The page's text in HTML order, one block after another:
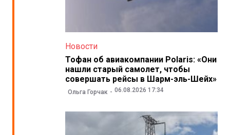
Новости
Тофан об авиакомпании Polaris: «Они
нашли старый самолет, чтобы
совершать рейсы в Шарм-эль-Шейх»
Ольга Горчак 06.08.2026 17:34